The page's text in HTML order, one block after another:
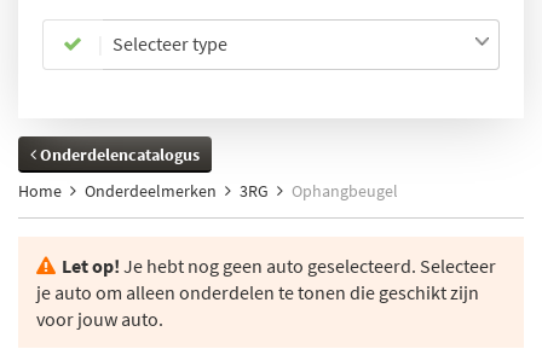
Selecteer type
Onderdelencatalogus
Home
Onderdeelmerken 3RG Ophangbeugel
Let op! Je hebt nog geen auto geselecteerd. Selecteer
je auto om alleen onderdelen te tonen die geschikt zijn
voor jouw auto.